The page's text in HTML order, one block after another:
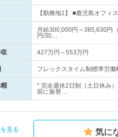
【勤務地1】 ■鹿児島オフ
月給300,000円～385,630円
円/30…
427万円～553万円
フレックスタイム制標準
* 完全週休2日制（土日休み
前に振替…
見る 気に